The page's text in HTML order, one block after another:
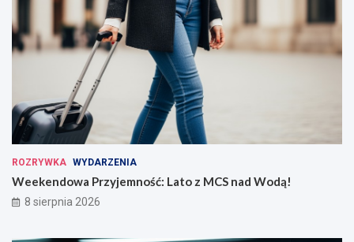
ROZRYWKA WYDARZENIA
Weekendowa Przyjemność: Lato z MCS nad Wodą!
8 sierpnia 2026